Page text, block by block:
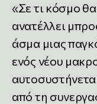
«Σε τι κόσμο
ανατέλλει
άσμα μιας
ενός νέου
από τη